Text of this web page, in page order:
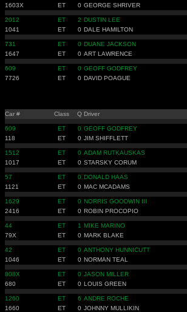
1603X
ET 0 GEORGE SHRIVER
2012 ET 2 DUSTIN LEE
1041
ET 0 DALE HAMILTON
731 ET 0 DUANE JACKSON
1647
ET 0 ART LAWRENCE
609 ET 0 GEOFF GODFREY
7726
ET 0 DAVID POAGUE
Car # Class Q Driver
609 ET 0 GEOFF GODFREY
118
ET 0 JIM SHIFFLETT
1512 ET 0 ADAM RUTKAUSKAS
1017
ET 0 STARSKY CORUM
57 ET 0 DONALD HAAS
1121
ET 0 MAC MCADAMS
1629 ET 0 NORRIS GOODWIN III
2416
ET 0 ROBIN PROCOPIO
44 ET 1 MIKE MARINO
79X
ET 0 MARK BLAKE
42 ET 0 ANTHONY HUNNICUTT
1046
ET 0 NORMAN TEAL
808X ET 0 JASON MILLER
680
ET 0 LOUIS GREEN
1260 ET 6 ANDRE ROCHE
1660
ET 0 JOHNNY MULLIKIN